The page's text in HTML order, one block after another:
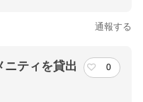
通報する
ニティを貸出
0